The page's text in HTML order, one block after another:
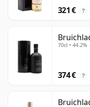
321 € ?
70cl • 44.2%
374 € ?